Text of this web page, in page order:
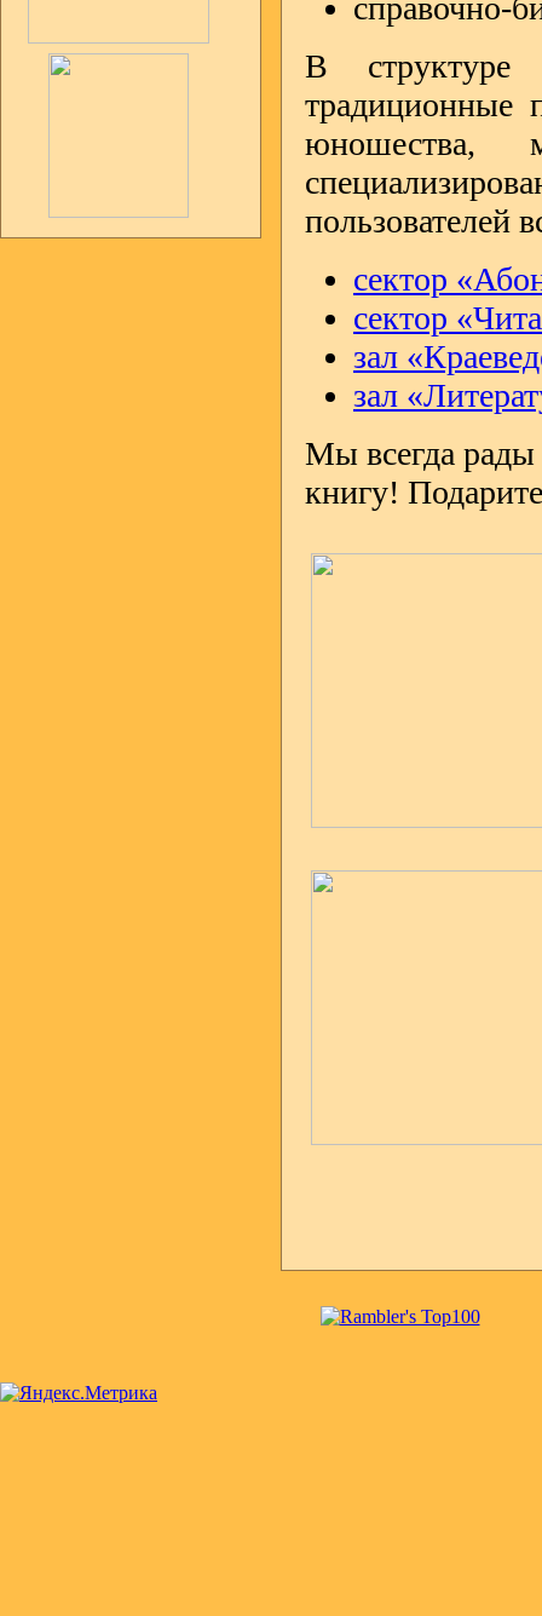
cправочно-
В структуре
традиционные
пользователей
cектор
сектор
зал
зал
Мы всегда
книгу!